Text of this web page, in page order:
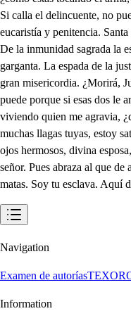
Navigation
Examen de autorías
Information